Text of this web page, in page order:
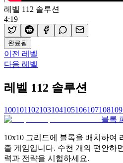
레벨 112 솔루션
4:19
완료됨
이전 레벨
다음 레벨
레벨 112 솔루션
100101102103104105106107108109
블록
10x10 그리드에 블록을 배치하여
즐 게임입니다. 수천 개의 편안하
력과 전략을 시험하세요.